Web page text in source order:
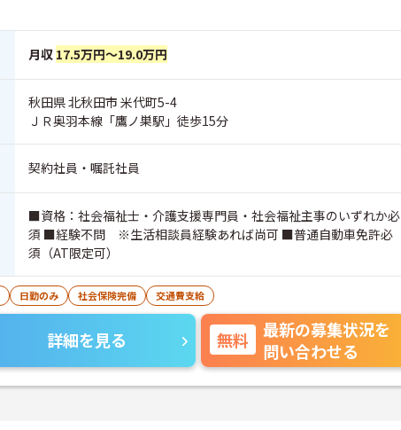
月収 17.5万円～19.0万円
秋田県 北秋田市 米代町5-4
ＪＲ奥羽本線「鷹ノ巣駅」徒歩15分
契約社員・嘱託社員
■資格：社会福祉士・介護支援専門員・社会福祉主事のいずれか必
須 ■経験不問 ※生活相談員経験あれば尚可 ■普通自動車免許必
須（AT限定可）
日勤のみ 社会保険完備 交通費支給
詳細を見る 無料
最新の募集状況を
問い合わせる